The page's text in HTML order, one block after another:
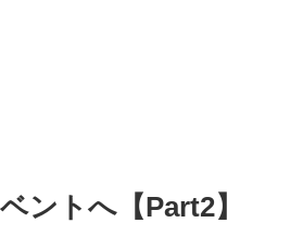
ントへ【Part2】